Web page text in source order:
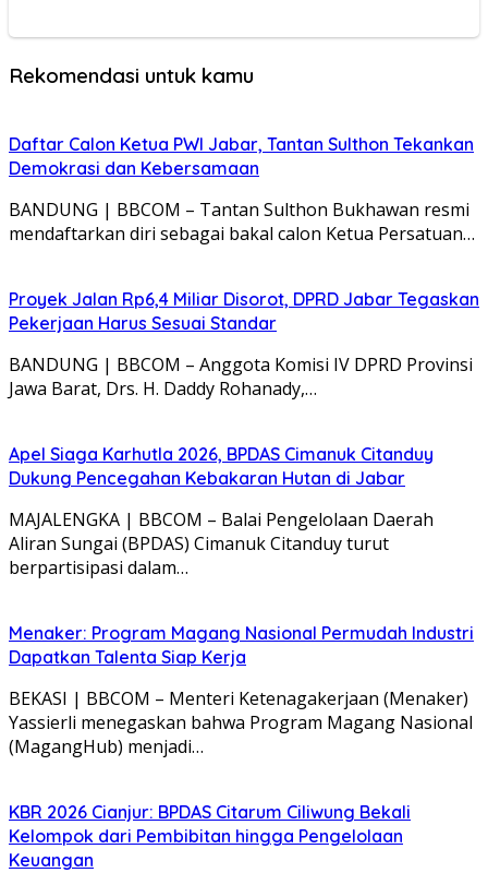
Rekomendasi untuk kamu
Daftar Calon Ketua PWI Jabar, Tantan Sulthon Tekankan
Demokrasi dan Kebersamaan
BANDUNG | BBCOM – Tantan Sulthon Bukhawan resmi
mendaftarkan diri sebagai bakal calon Ketua Persatuan…
Proyek Jalan Rp6,4 Miliar Disorot, DPRD Jabar Tegaskan
Pekerjaan Harus Sesuai Standar
BANDUNG | BBCOM – Anggota Komisi IV DPRD Provinsi
Jawa Barat, Drs. H. Daddy Rohanady,…
Apel Siaga Karhutla 2026, BPDAS Cimanuk Citanduy
Dukung Pencegahan Kebakaran Hutan di Jabar
MAJALENGKA | BBCOM – Balai Pengelolaan Daerah
Aliran Sungai (BPDAS) Cimanuk Citanduy turut
berpartisipasi dalam…
Menaker: Program Magang Nasional Permudah Industri
Dapatkan Talenta Siap Kerja
BEKASI | BBCOM – Menteri Ketenagakerjaan (Menaker)
Yassierli menegaskan bahwa Program Magang Nasional
(MagangHub) menjadi…
KBR 2026 Cianjur: BPDAS Citarum Ciliwung Bekali
Kelompok dari Pembibitan hingga Pengelolaan
Keuangan